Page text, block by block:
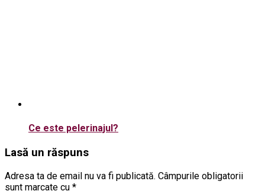
Ce este pelerinajul?
Lasă un răspuns
Adresa ta de email nu va fi publicată. Câmpurile obligatorii
sunt marcate cu *